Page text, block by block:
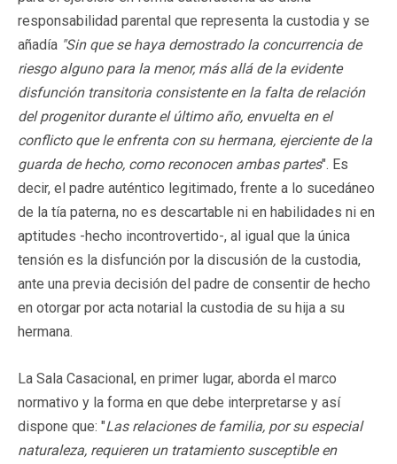
responsabilidad parental que representa la custodia y se
añadía "Sin que se haya demostrado la concurrencia de
riesgo alguno para la menor, más allá de la evidente
disfunción transitoria consistente en la falta de relación
del progenitor durante el último año, envuelta en el
conflicto que le enfrenta con su hermana, ejerciente de la
guarda de hecho, como reconocen ambas partes". Es
decir, el padre auténtico legitimado, frente a lo sucedáneo
de la tía paterna, no es descartable ni en habilidades ni en
aptitudes -hecho incontrovertido-, al igual que la única
tensión es la disfunción por la discusión de la custodia,
ante una previa decisión del padre de consentir de hecho
en otorgar por acta notarial la custodia de su hija a su
hermana.
La Sala Casacional, en primer lugar, aborda el marco
normativo y la forma en que debe interpretarse y así
dispone que: "Las relaciones de familia, por su especial
naturaleza, requieren un tratamiento susceptible en